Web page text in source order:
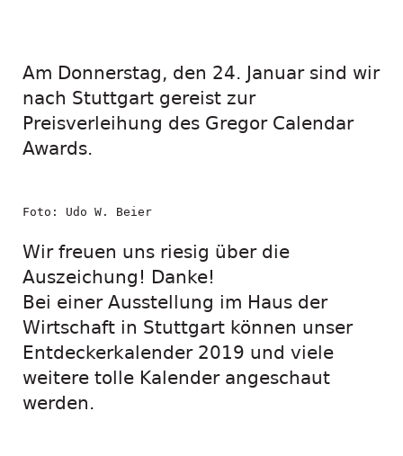
Am Donnerstag, den 24. Januar sind wir
nach Stuttgart gereist zur
Preisverleihung des Gregor Calendar
Awards.
Foto: Udo W. Beier
Wir freuen uns riesig über die
Auszeichung! Danke!
Bei einer Ausstellung im Haus der
Wirtschaft in Stuttgart können unser
Entdeckerkalender 2019 und viele
weitere tolle Kalender angeschaut
werden.